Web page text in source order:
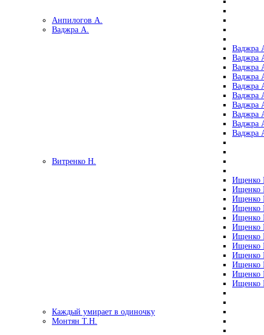
Анпилогов А.
Ваджра А.
Ваджра
Ваджра
Ваджра
Ваджра
Ваджра
Ваджра
Ваджра
Ваджра
Ваджра
Ваджра
Витренко Н.
Ищенко
Ищенко
Ищенко
Ищенко
Ищенко
Ищенко
Ищенко
Ищенко
Ищенко
Ищенко
Ищенко
Ищенко
Каждый умирает в одиночку
Монтян Т.Н.